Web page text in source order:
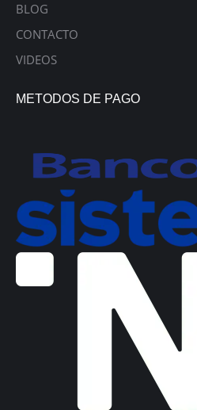
BLOG
CONTACTO
VIDEOS
METODOS DE PAGO